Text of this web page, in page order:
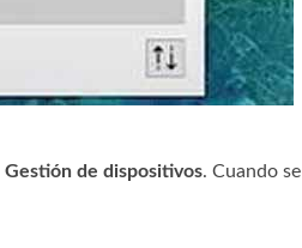
Gestión de dispositivos. Cuando